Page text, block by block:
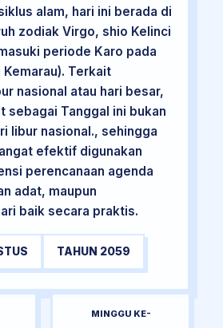
alam, hari ini berada di
zodiak Virgo, shio Kelinci
periode Karo pada
Kemarau). Terkait
nasional atau hari besar,
sebagai Tanggal ini bukan
libur nasional., sehingga
efektif digunakan
perencanaan agenda
adat, maupun
baik secara praktis.
TAHUN 2059
MINGGU KE-